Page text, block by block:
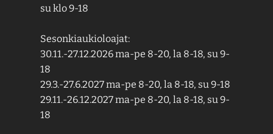
su klo 9-18
Sesonkiaukioloajat:
30.11.-27.12.2026 ma-pe 8-20, la 8-18, su 9-
18
29.3.-27.6.2027 ma-pe 8-20, la 8-18, su 9-18
29.11.-26.12.2027 ma-pe 8-20, la 8-18, su 9-
18